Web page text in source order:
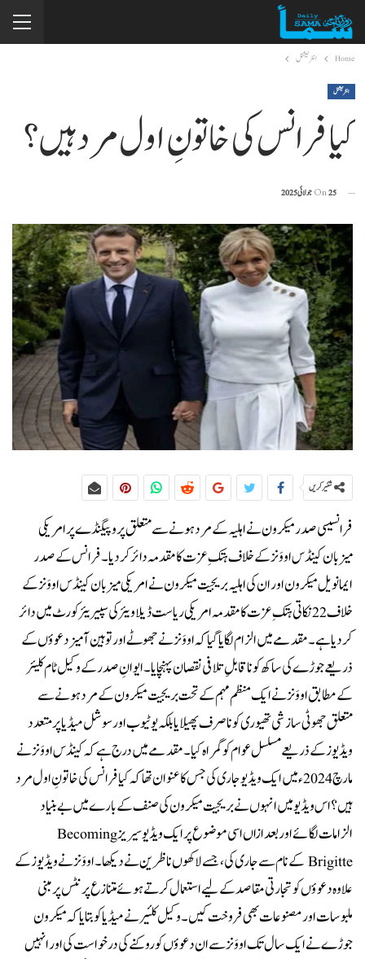
Home انٹرنیشنل
انٹرنیشنل
کیا فرانس کی خاتونِ اول مرد ہیں؟
On25 جولائی 2025
شئیر کریں
فرانسیسی صدر میکرون نے اہلیہ کے مرد ہونے سے متعلق پروپیگنڈے پر امریکی
میزبان کینڈس اووَنز کے خلاف ہتکِ عزت کا مقدمہ دائر کر دیا۔فرانس کے صدر
ایمانویل میکرون اور ان کی اہلیہ بریجیت میکرون نے امریکی میزبان کینڈس اووَنز کے
خلاف 22 نکاتی ہتکِ عزت کا مقدمہ امریکی ریاست ڈیلاویئر کی سپیریئر کورٹ میں دائر
کر دیا ہے۔مقدمے میں الزام لگایا گیا کہ اووَنز نے جھوٹے اور توہین آمیز دعوؤں کے
ذریعے جوڑے کی ساکھ کو ناقابلِ تلافی نقصان پہنچایا۔ایوانِ صدر کے وکیل ٹام کلیئر
کے مطابق اووَنز نے ایک منظم مہم کے تحت بریجیت میکرون کے مرد ہونے سے
متعلق جھوٹی سازشی تھیوری کو ناصرف پھیلایا بلکہ یوٹیوب اور سوشل میڈیا پر متعدد
ویڈیوز کے ذریعے مسلسل عوام کو گمراہ کیا۔مقدمے میں درج ہے کہ کینڈس اووَنز نے
مارچ 2024ء میں ایک ویڈیو جاری کی جس کا عنوان تھا کہ کیا فرانس کی خاتونِ اول مرد
ہیں؟اس ویڈیو میں انہوں نے بریجیت میکرون کی صنف کے بارے میں بے بنیاد
الزامات لگائے اور بعدازاں اسی موضوع پر ایک ویڈیو سیریز Becoming
Brigitte کے نام سے جاری کی، جسے لاکھوں ناظرین نے دیکھا۔اووَنز نے ویڈیوز کے
علاوہ دعوؤں کو تجارتی مقاصد کے لیے استعمال کرتے ہوئے متنازع پرنٹس پر مبنی
ملبوسات اور مصنوعات بھی فروخت کیں۔وکیل کلئیر نے میڈیا کو بتایا کہ میکرون
جوڑے نے ایک سال تک اووَنز سے ان دعوؤں کو روکنے کی درخواست کی اور انہیں